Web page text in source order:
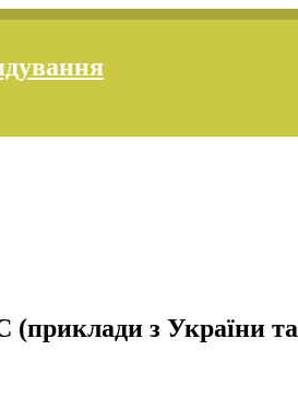
(приклади з України